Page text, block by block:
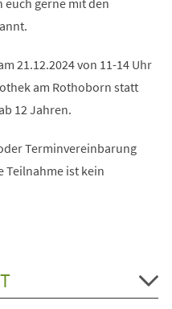
21.12.2024 von 11-14 Uhr
am Rothoborn statt
12 Jahren.
Terminvereinbarung
Teilnahme ist kein